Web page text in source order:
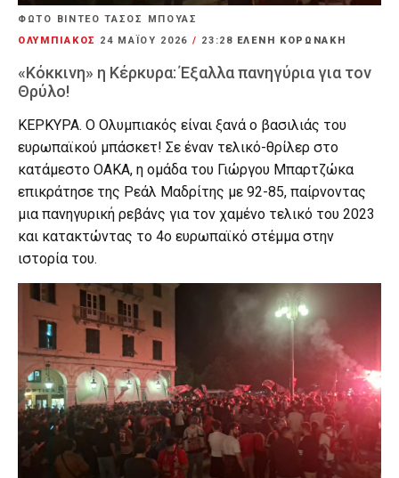
ΦΩΤΟ ΒΙΝΤΕΟ ΤΑΣΟΣ ΜΠΟΥΑΣ
ΟΛΥΜΠΙΑΚΟΣ
24 ΜΑΪ́ΟΥ 2026 / 23:28 ΕΛΕΝΗ ΚΟΡΩΝΑΚΗ
«Κόκκινη» η Κέρκυρα: Έξαλλα πανηγύρια για τον
Θρύλο!
ΚΕΡΚΥΡΑ. Ο Ολυμπιακός είναι ξανά ο βασιλιάς του
ευρωπαϊκού μπάσκετ! Σε έναν τελικό-θρίλερ στο
κατάμεστο ΟΑΚΑ, η ομάδα του Γιώργου Μπαρτζώκα
επικράτησε της Ρεάλ Μαδρίτης με 92-85, παίρνοντας
μια πανηγυρική ρεβάνς για τον χαμένο τελικό του 2023
και κατακτώντας το 4ο ευρωπαϊκό στέμμα στην
ιστορία του.